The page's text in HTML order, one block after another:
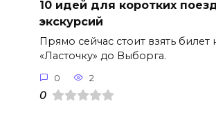
10 идей для коротких
экскурсий
Прямо сейчас стоит взять билет
«Ласточку» до Выборга.
0 2
0